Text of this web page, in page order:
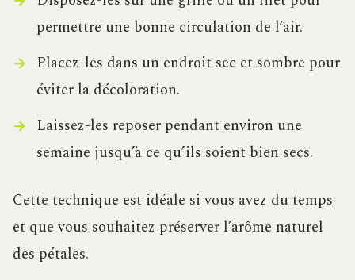
permettre une bonne circulation de l’air.
Placez-les dans un endroit sec et sombre pour
éviter la décoloration.
Laissez-les reposer pendant environ une
semaine jusqu’à ce qu’ils soient bien secs.
Cette technique est idéale si vous avez du temps
et que vous souhaitez préserver l’arôme naturel
des pétales.